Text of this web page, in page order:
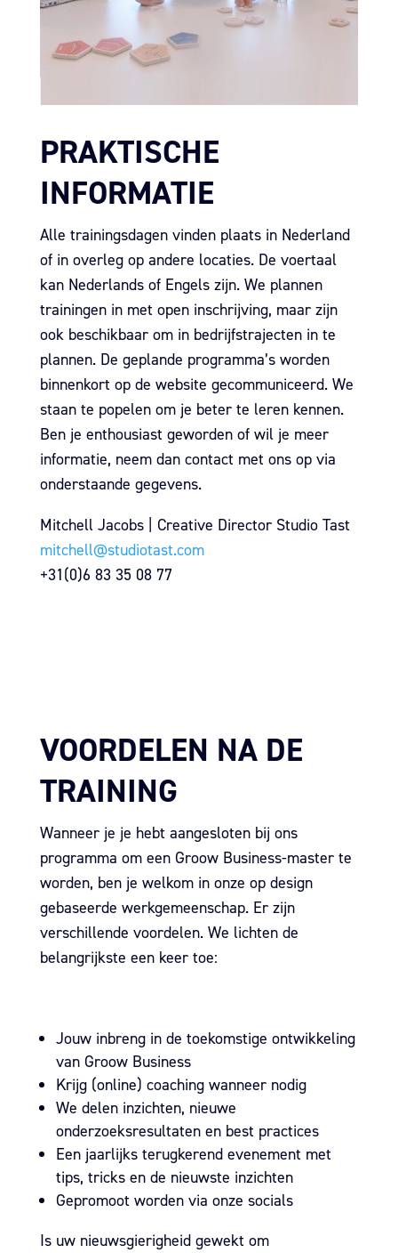
PRAKTISCHE
INFORMATIE
Alle trainingsdagen vinden plaats in Nederland
of in overleg op andere locaties. De voertaal
kan Nederlands of Engels zijn. We plannen
trainingen in met open inschrijving, maar zijn
ook beschikbaar om in bedrijfstrajecten in te
plannen. De geplande programma’s worden
binnenkort op de website gecommuniceerd. We
staan te popelen om je beter te leren kennen.
Ben je enthousiast geworden of wil je meer
informatie, neem dan contact met ons op via
onderstaande gegevens.
Mitchell Jacobs | Creative Director Studio Tast
mitchell@studiotast.com
+31(0)6 83 35 08 77
VOORDELEN NA DE
TRAINING
Wanneer je je hebt aangesloten bij ons
programma om een Groow Business-master te
worden, ben je welkom in onze op design
gebaseerde werkgemeenschap. Er zijn
verschillende voordelen. We lichten de
belangrijkste een keer toe:
Jouw inbreng in de toekomstige ontwikkeling
van Groow Business
Krijg (online) coaching wanneer nodig
We delen inzichten, nieuwe
onderzoeksresultaten en best practices
Een jaarlijks terugkerend evenement met
tips, tricks en de nieuwste inzichten
Gepromoot worden via onze socials
Is uw nieuwsgierigheid gewekt om